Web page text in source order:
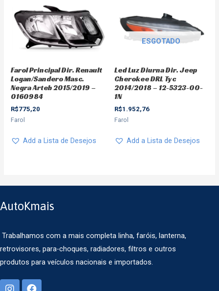
Farol Principal Dir. Renault
Logan/Sandero Masc.
Negra Arteb 2015/2019 –
0160984
R$775,20
Farol
Add a Lista de Desejos
ESGOTADO
Led Luz Diurna Dir. Jeep
Cherokee DRL Tyc
2014/2018 – 12-5323-00-
1N
R$1.952,76
Farol
Add a Lista de Desejos
AutoKmais
Trabalhamos com a mais completa linha, faróis, lanterna,
retrovisores, para-choques, radiadores, filtros e outros
produtos para veículos nacionais e importados.